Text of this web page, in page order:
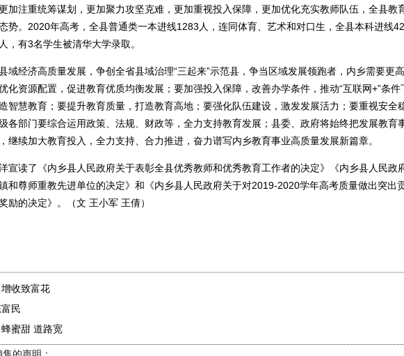
加注重统筹谋划，更加聚力攻坚克难，更加重视投入保障，更加优化充实教师队伍，全县教
势。2020年高考，全县普通类一本进线1283人，连同体育、艺术和对口生，全县本科进线
，有3名学生被清华大学录取。
经济高质量发展，争创全省县域治理“三起来”示范县，争当区域发展领跑者，内乡需要更
化资源配置，促进教育优质均衡发展；要加强投入保障，改善办学条件，推动“互联网+”条件
智慧教育；要提升教育质量，打造教育高地；要强化队伍建设，激发发展活力；要重视安全
各部门要综合运用政策、法规、财政等，全力支持教育发展；县委、政府将始终把发展教育
继续加大教育投入，全力支持、合力推进，奋力谱写内乡教育事业高质量发展新篇章。
读了《内乡县人民政府关于表彰全县优秀教师和优秀教育工作者的决定》《内乡县人民政
和尊师重教先进单位的决定》和《内乡县人民政府关于对2019-2020学年高考质量做出突出
励的决定》。（文 王小军 王倩）
收致富花
民
蜜甜 道路宽